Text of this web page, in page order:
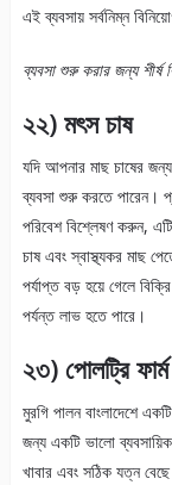
এই ব্যবসায় সর্বনিম্ন
ব্যবসা শুরু করার জন্য শীর্ষ
২২) মৎস চাষ
যদি আপনার মাছ চাষের
ব্যবসা শুরু করতে
পরিবেশ বিশ্লেষণ করুন,
চাষ এবং স্বাস্থ্যকর মাছ
পর্যাপ্ত বড় হয়ে গেলে
পর্যন্ত লাভ হতে পারে।
২৩) পোলট্রি ফার্ম
মুরগি পালন বাংলাদেশে
জন্য একটি ভালো
খাবার এবং সঠিক যত্ন